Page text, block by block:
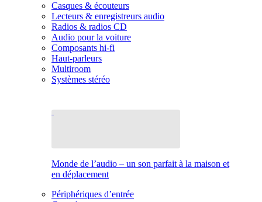
Casques & écouteurs
Lecteurs & enregistreurs audio
Radios & radios CD
Audio pour la voiture
Composants hi-fi
Haut-parleurs
Multiroom
Systèmes stéréo
Monde de l’audio – un son parfait à la maison et
en déplacement
Périphériques d’entrée